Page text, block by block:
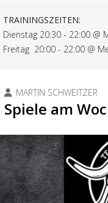
TRAININGSZEITEN:
Dienstag 20:30 - 22:00 @
Freitag 20:00 - 22:00 @
MARTIN SCHWEITZER
Spiele am